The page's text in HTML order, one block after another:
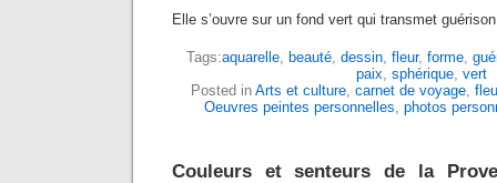
Elle s’ouvre sur un fond vert qui transmet
Tags:aquarelle, beauté, dessin, fleur, forme,
paix, sphérique, vert
Posted in Arts et culture, carnet de voyage,
Oeuvres peintes personnelles, photos
Couleurs et senteurs de la